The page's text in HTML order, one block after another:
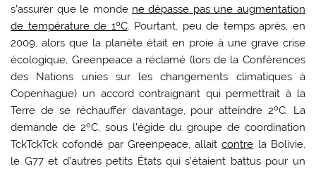
s’assurer que le monde ne dépasse pas une augmentation
de température de 1ºC. Pourtant, peu de temps après, en
2009, alors que la planète était en proie à une grave crise
écologique, Greenpeace a réclamé (lors de la Conférences
des Nations unies sur les changements climatiques à
Copenhague) un accord contraignant qui permettrait à la
Terre de se réchauffer davantage, pour atteindre 2ºC. La
demande de 2ºC, sous l’égide du groupe de coordination
TckTckTck cofondé par Greenpeace, allaitcontre la Bolivie,
le G77 et d’autres petits États qui s’étaient battus pour un